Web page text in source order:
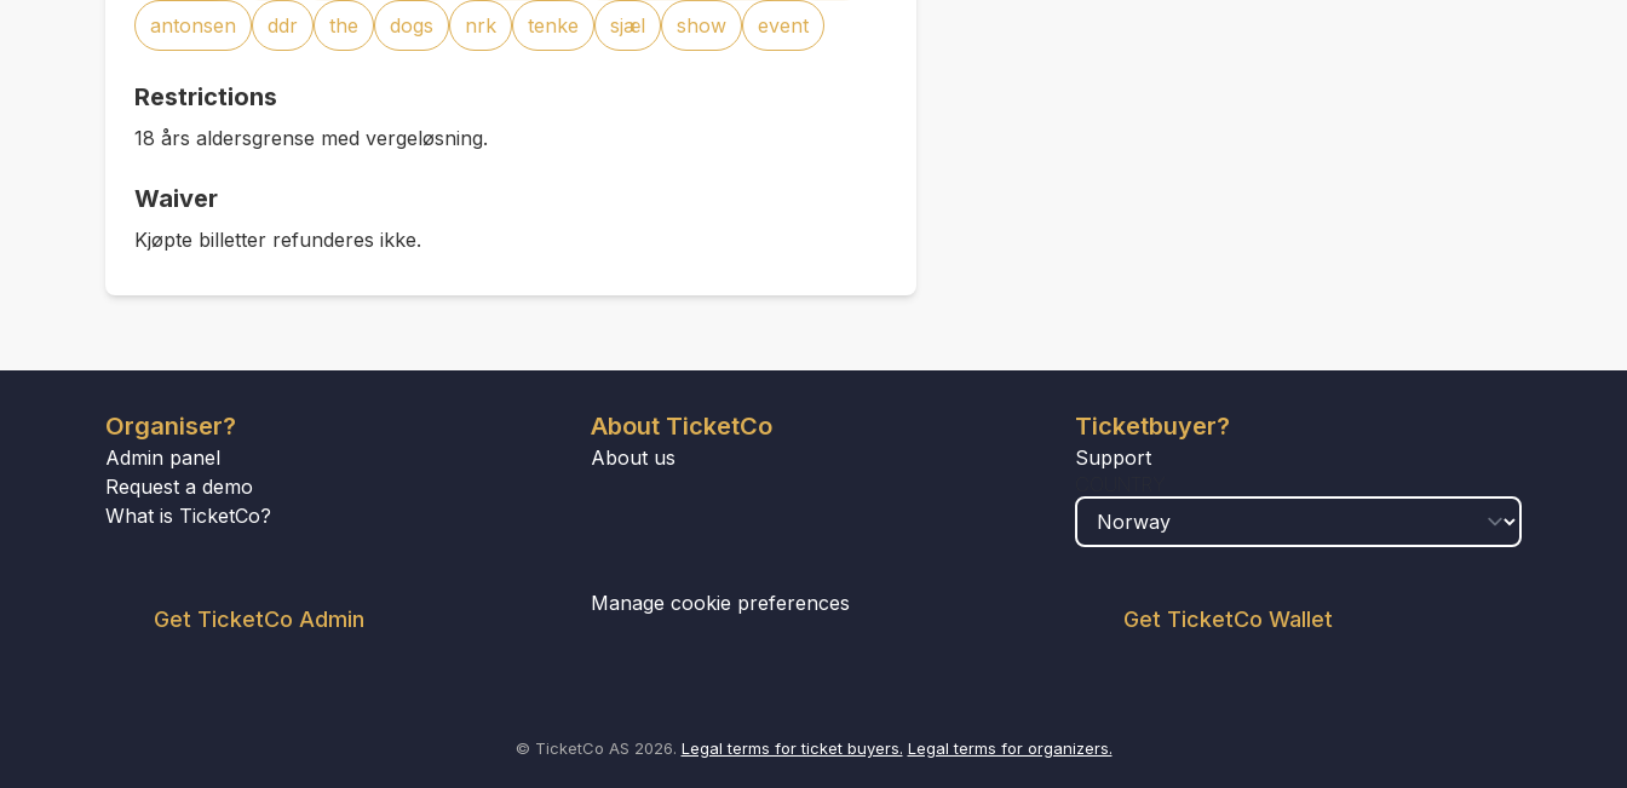
antonsen ddr the dogs nrk tenke sjæl show event
Restrictions
18 års aldersgrense med vergeløsning.
Waiver
Kjøpte billetter refunderes ikke.
Organiser?
Admin panel
Request a demo
What is TicketCo?
Get TicketCo Admin
About TicketCo
About us
Manage cookie preferences
Ticketbuyer?
Support
Get TicketCo Wallet
© TicketCo AS 2026. Legal terms for ticket buyers. Legal terms for organizers.